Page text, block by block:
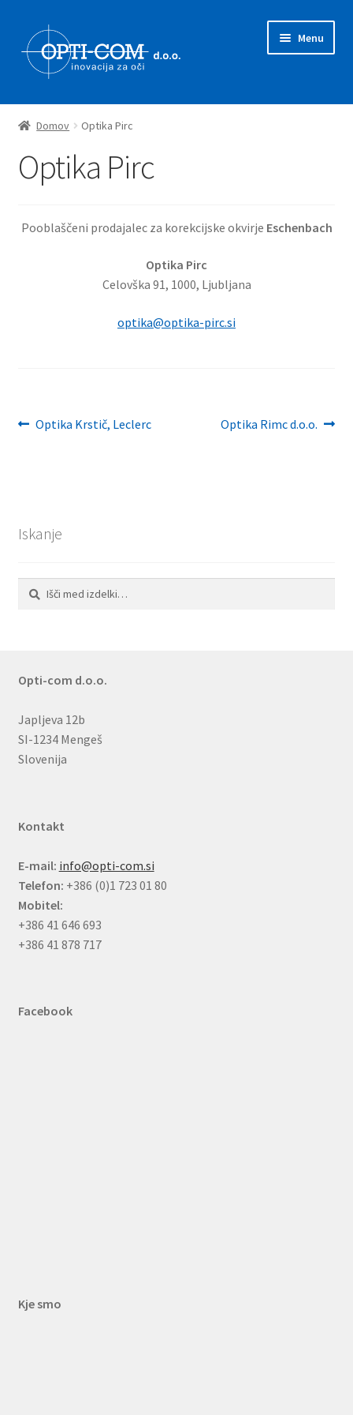
Skip
to
navigation
Skip
to
content
Menu
Prodajni program
Zastopstva
O nas
Domov Optika Pirc
Optika Pirc
Pooblaščeni prodajalec za korekcijske okvirje Eschenbach
Optika Pirc
Celovška 91, 1000, Ljubljana
optika@optika-pirc.si
Navigacija
Previous
Optika Krstič, Leclerc
Next
Optika Rimc d.o.o.
Iskanje
Išči:
Iskanje
Opti-com d.o.o.
Japljeva 12b
SI-1234 Mengeš
Slovenija
Kontakt
E-mail: info@opti-com.si
Telefon: +386 (0)1 723 01 80
Mobitel:
+386 41 646 693
+386 41 878 717
Facebook
Kje smo